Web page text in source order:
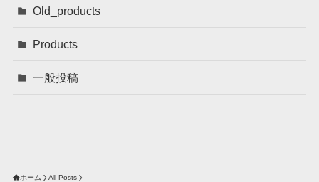
Old_products
Products
一般投稿
ホーム All Posts